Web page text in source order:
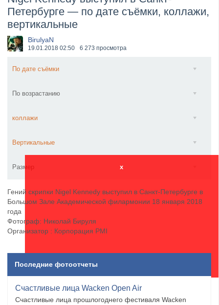
​Wacken Open Air 2027 объявил новую волну участ...
Петербурге — по дате съёмки, коллажи,
вертикальные
BirulyaN
19.01.2018 02:50 6 273 просмотра
По дате съёмки
По возрастанию
коллажи
Вертикальные
Размер x
Гений скрипки Nigel Kennedy выступил в Санкт-Петербурге в
Большом Зале Академической филармонии 18 января 2018
года
Фотограф: Николай Бируля
Организатор : Корпорация PMI
Последние фотоотчеты
Счастливые лица Wacken Open Air
Счастливые лица прошлогоднего фестиваля Wacken